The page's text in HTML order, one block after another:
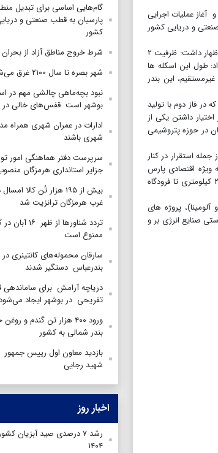
عملیات اجرایی
قطب صنعتی و دریایی کشور
به گزارش اقتصادسرآمد، سید علی اصغر علامه با اشاره به بهره برداری از ۲ پست اسکله به ارزش بیش از ۳۰ میلیون یورو اظهار داشت: ظرفیت ۲
طول این اسکله ها
غیرمستقیم، این بندر
گذاری بیش از ۵۵۰ میلیون یورو خبر داد که در فاز دوم با تولید
علامه منطقه ویژه‌ پارسیان با وسعت ۱۰هزار هکتار و در اختیار داشتن یکی از
در حوزه‌ پتروشیمی
وسعت ۹ هزار و ۸۰۰ هکتار با مزیت هایی از جمله استقرار در کنار
ویژه اقتصادی پارس
(عسلویه)، مجاورت با خط لوله سراسری هفتم گاز طبیعی، دسترسی به آب‌های آزاد و خطوط حمل و نقل دریایی، فاصله ۲۰ کیلومتری تا فرودگاه
پروژه های
صنایع انرژی بر و
گام‌هایی اساسی برای تبدیل
پارسیان به قطب صنعتی و
کشور
شرط خروج مناطق آزاد از بحران
شهر بصره تا سال ۲۱۰۰ غرق می‌شود
نبود بچه‌ماهی چالشی مهم در
بوشهر است قفس‌های خالی در
ادارات در عمران شهری همراه
شهری باشند
سرپرست دفتر هماهنگی امور
جزایر استانداری هرمزگان
بیش از ۱۹۵ هزار تُن کالا
غرب هرمزگان ترانزیت شد
تردد شناورها از ظهر
ممنوع است
سارقان محموله‌های کانتینری در
بندرعباس دستگیر شدند
دریاچه آرامش برای ساماندهی
تفریحی در بوشهر ایجاد
ورود ۴۰۰ هزار تن گندم و
بندر شمالی به کشور
بازدید معاون اول رییس جمهور
شهید رجایی
اخبار روز
رشد ۷ درصدی صید آبزیان
۱۴۰۴